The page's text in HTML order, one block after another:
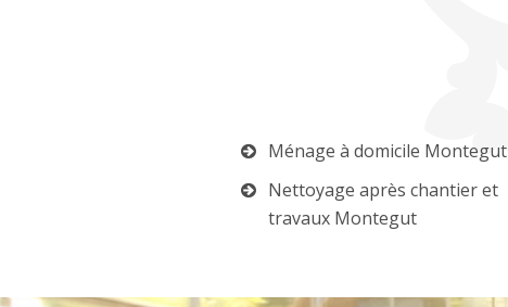
Ménage à domicile Montegut
Nettoyage après chantier et
travaux Montegut